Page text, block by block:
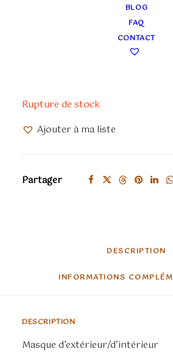
BLOG
FAQ
CONTACT
Rupture de stock
Ajouter à ma liste
Partager
DESCRIPTION
INFORMATIONS
DESCRIPTION
Masque d’extérieur/d’intérieur